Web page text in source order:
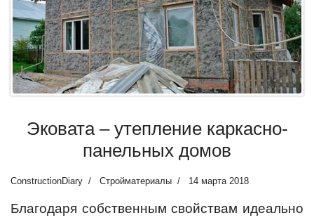
Эковата – утепление каркасно-
панельных домов
ConstructionDiary Стройматериалы 14 марта 2018
Благодаря собственным свойствам идеально